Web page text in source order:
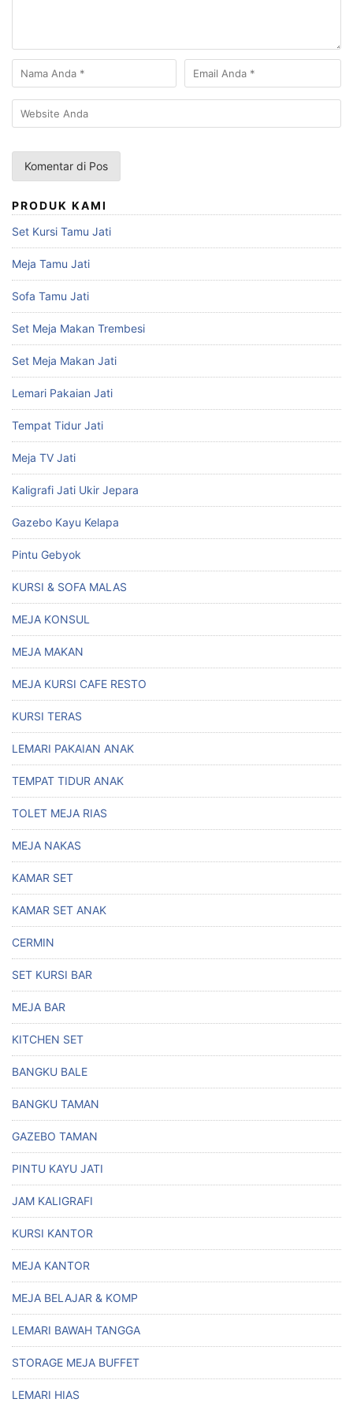
PRODUK KAMI
Set Kursi Tamu Jati
Meja Tamu Jati
Sofa Tamu Jati
Set Meja Makan Trembesi
Set Meja Makan Jati
Lemari Pakaian Jati
Tempat Tidur Jati
Meja TV Jati
Kaligrafi Jati Ukir Jepara
Gazebo Kayu Kelapa
Pintu Gebyok
KURSI & SOFA MALAS
MEJA KONSUL
MEJA MAKAN
MEJA KURSI CAFE RESTO
KURSI TERAS
LEMARI PAKAIAN ANAK
TEMPAT TIDUR ANAK
TOLET MEJA RIAS
MEJA NAKAS
KAMAR SET
KAMAR SET ANAK
CERMIN
SET KURSI BAR
MEJA BAR
KITCHEN SET
BANGKU BALE
BANGKU TAMAN
GAZEBO TAMAN
PINTU KAYU JATI
JAM KALIGRAFI
KURSI KANTOR
MEJA KANTOR
MEJA BELAJAR & KOMP
LEMARI BAWAH TANGGA
STORAGE MEJA BUFFET
LEMARI HIAS